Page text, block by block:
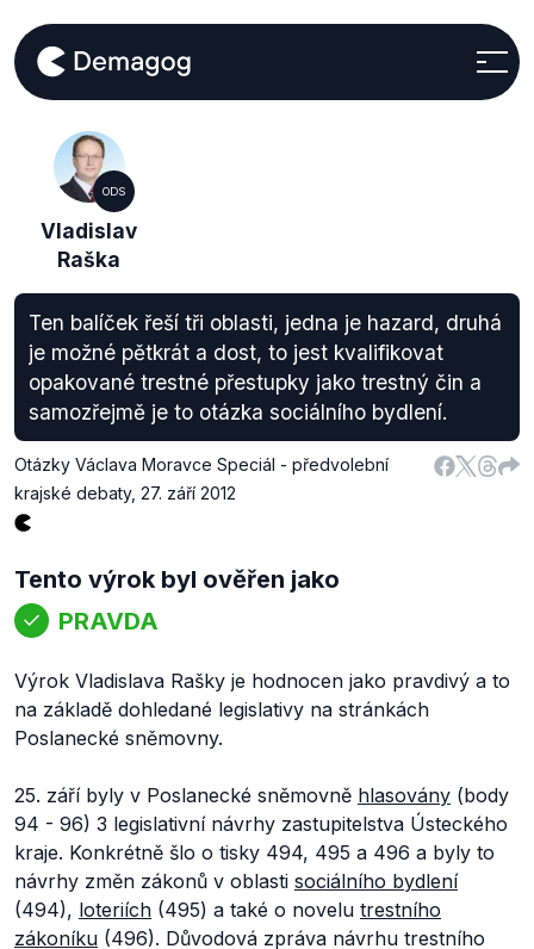
ODS
Vladislav
Raška
Ten balíček řeší tři oblasti, jedna je hazard, druhá
je možné pětkrát a dost, to jest kvalifikovat
opakované trestné přestupky jako trestný čin a
samozřejmě je to otázka sociálního bydlení.
Otázky Václava Moravce Speciál - předvolební
krajské debaty, 27. září 2012
Tento výrok byl ověřen jako
PRAVDA
Výrok Vladislava Rašky je hodnocen jako pravdivý a to
na základě dohledané legislativy na stránkách
Poslanecké sněmovny.
25. září byly v Poslanecké sněmovně hlasovány (body
94 - 96) 3 legislativní návrhy zastupitelstva Ústeckého
kraje. Konkrétně šlo o tisky 494, 495 a 496 a byly to
návrhy změn zákonů v oblasti sociálního bydlení
(494), loteriích (495) a také o novelu trestního
zákoníku (496). Důvodová zpráva návrhu trestního